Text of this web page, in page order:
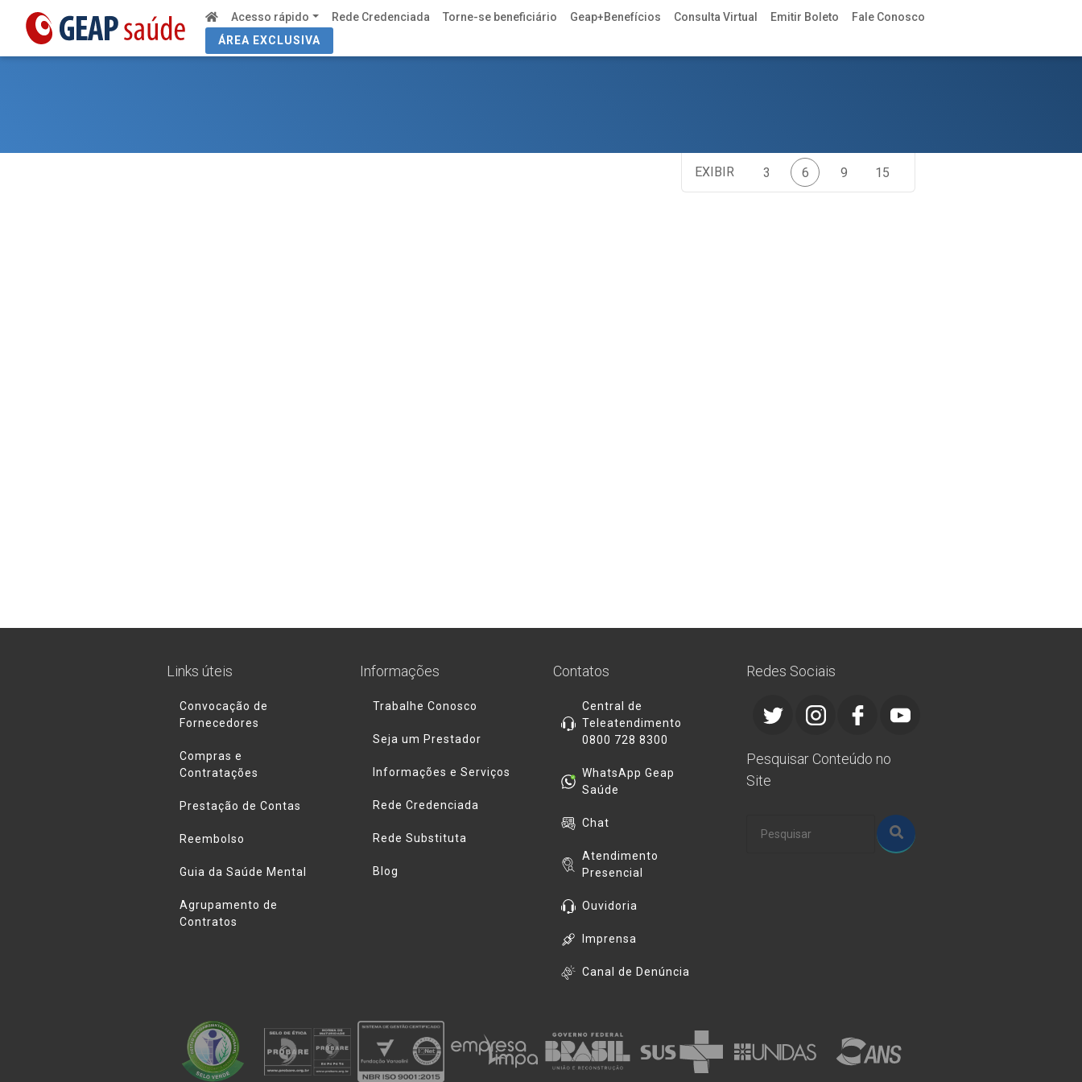
Acesso rápido Rede Credenciada Torne-se beneficiário Geap+Benefícios Consulta Virtual Emitir Boleto
Fale Conosco
ÁREA EXCLUSIVA
EXIBIR 3 6 9 15
Links úteis
Convocação de
Fornecedores
Compras e
Contratações
Prestação de Contas
Reembolso
Guia da Saúde Mental
Agrupamento de
Contratos
Informações
Trabalhe Conosco
Seja um Prestador
Informações e Serviços
Rede Credenciada
Rede Substituta
Blog
Contatos
Central de
Teleatendimento
0800 728 8300
WhatsApp Geap
Saúde
Chat
Atendimento
Presencial
Ouvidoria
Imprensa
Canal de Denúncia
Redes Sociais
Pesquisar Conteúdo no
Site